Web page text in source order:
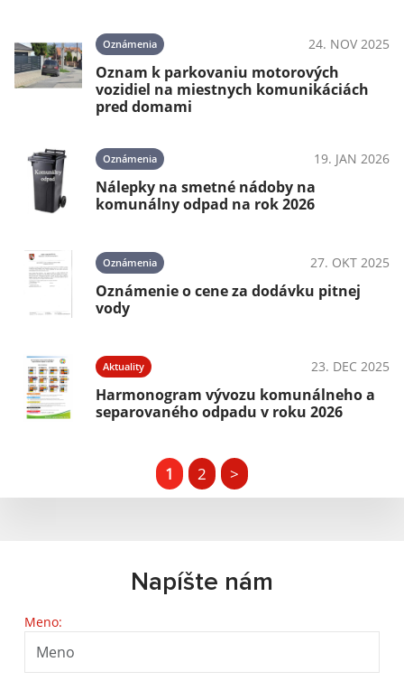
Oznámenia 24. NOV 2025
Oznam k parkovaniu motorových
vozidiel na miestnych komunikáciách
pred domami
Oznámenia 19. JAN 2026
Nálepky na smetné nádoby na
komunálny odpad na rok 2026
Oznámenia 27. OKT 2025
Oznámenie o cene za dodávku pitnej
vody
Aktuality 23. DEC 2025
Harmonogram vývozu komunálneho a
separovaného odpadu v roku 2026
1 2 >
Napíšte nám
Meno: